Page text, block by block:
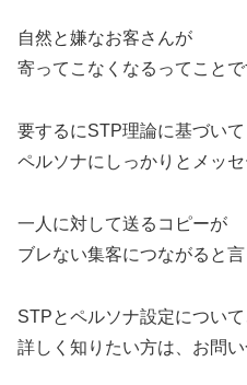
自然と嫌なお客さんが
寄ってこなくなるってことで
要するにSTP理論に基づいて
ペルソナにしっかりとメッセ
一人に対して送るコピーが
ブレない集客につながると言
STPとペルソナ設定について
詳しく知りたい方は、お問い